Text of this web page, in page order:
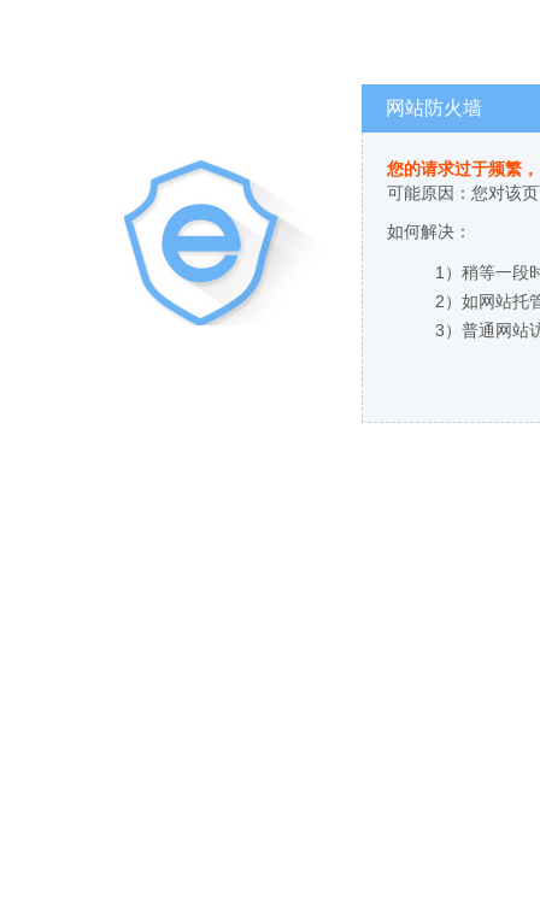
网站防火墙
您的请求过于频繁
可能原因：您对该
如何解决：
1）稍等一段
2）如网站托
3）普通网站